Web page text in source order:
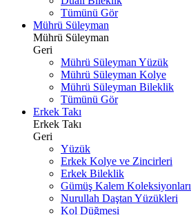
Tümünü Gör
Mührü Süleyman
Mührü Süleyman
Geri
Mührü Süleyman Yüzük
Mührü Süleyman Kolye
Mührü Süleyman Bileklik
Tümünü Gör
Erkek Takı
Erkek Takı
Geri
Yüzük
Erkek Kolye ve Zincirleri
Erkek Bileklik
Gümüş Kalem Koleksiyonları
Nurullah Daştan Yüzükleri
Kol Düğmesi